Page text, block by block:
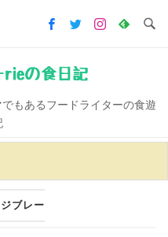
rieの食日記
もあるフードライターの食遊
ブレー